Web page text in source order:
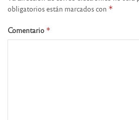
obligatorios están marcados con *
Comentario *